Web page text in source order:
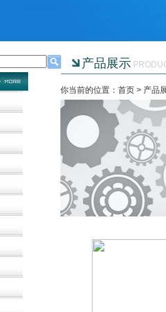
产品展示
你当前的位置：首页 > 产品